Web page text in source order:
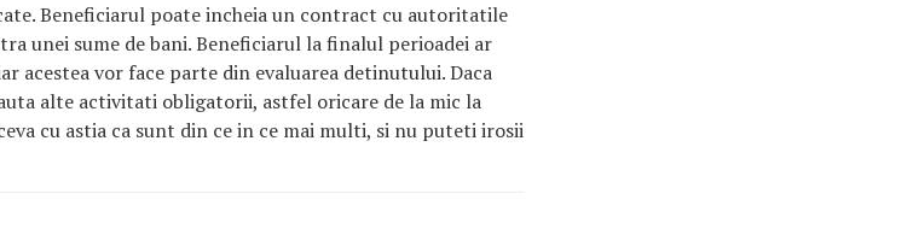
Beneficiarul poate incheia un contract cu autoritatile
unei sume de bani. Beneficiarul la finalul perioadei ar
acestea vor face parte din evaluarea detinutului. Daca
alte activitati obligatorii, astfel oricare de la mic la
cu astia ca sunt din ce in ce mai multi, si nu puteti irosii